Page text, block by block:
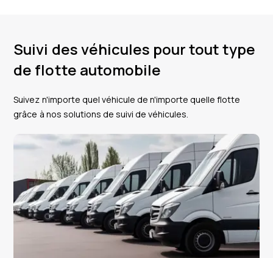
Suivi des véhicules pour tout type
de flotte automobile
Suivez n'importe quel véhicule de n'importe quelle flotte
grâce à nos solutions de suivi de véhicules.